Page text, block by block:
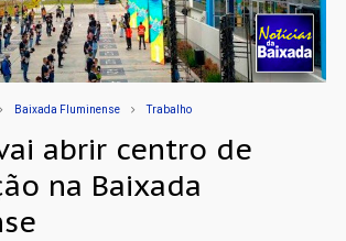
Baixada Fluminense Trabalho
abrir centro de
na Baixada